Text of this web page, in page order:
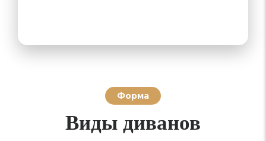
Форма
Виды диванов